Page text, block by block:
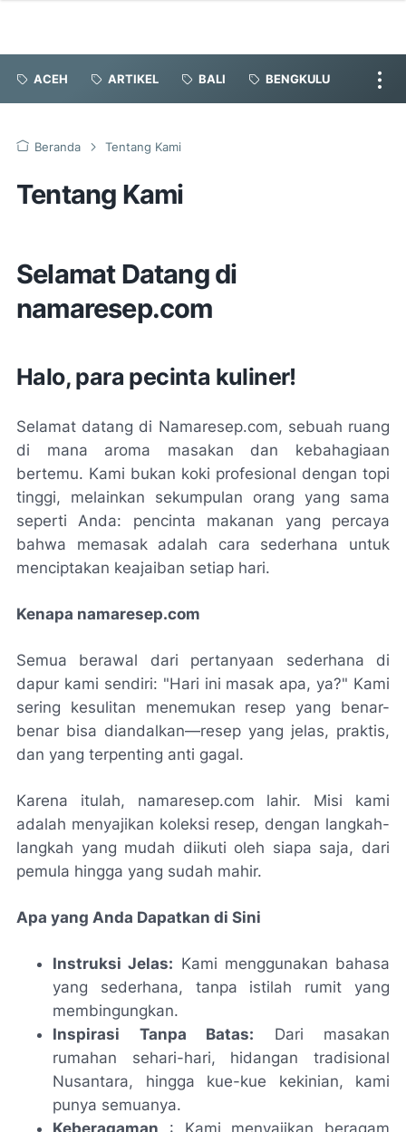
ACEH ARTIKEL BALI BENGKULU
Beranda Tentang Kami
Tentang Kami
Selamat Datang di
namaresep.com
Halo, para pecinta kuliner!
Selamat datang di Namaresep.com, sebuah ruang
di mana aroma masakan dan kebahagiaan
bertemu. Kami bukan koki profesional dengan topi
tinggi, melainkan sekumpulan orang yang sama
seperti Anda: pencinta makanan yang percaya
bahwa memasak adalah cara sederhana untuk
menciptakan keajaiban setiap hari.
Kenapa namaresep.com
Semua berawal dari pertanyaan sederhana di
dapur kami sendiri: "Hari ini masak apa, ya?" Kami
sering kesulitan menemukan resep yang benar-
benar bisa diandalkan—resep yang jelas, praktis,
dan yang terpenting anti gagal.
Karena itulah, namaresep.com lahir. Misi kami
adalah menyajikan koleksi resep, dengan langkah-
langkah yang mudah diikuti oleh siapa saja, dari
pemula hingga yang sudah mahir.
Apa yang Anda Dapatkan di Sini
Instruksi Jelas: Kami menggunakan bahasa
yang sederhana, tanpa istilah rumit yang
membingungkan.
Inspirasi Tanpa Batas: Dari masakan
rumahan sehari-hari, hidangan tradisional
Nusantara, hingga kue-kue kekinian, kami
punya semuanya.
Keberagaman : Kami menyajikan beragam